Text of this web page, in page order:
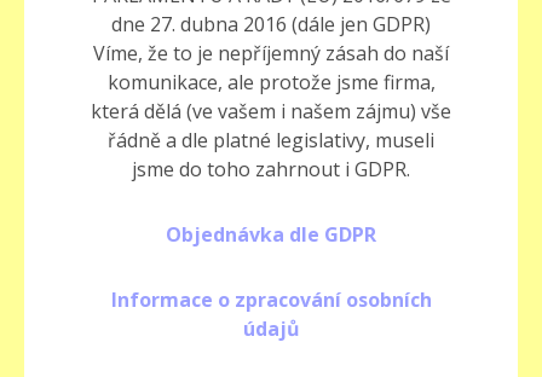
dne 27. dubna 2016 (dále jen GDPR)
Víme, že to je nepříjemný zásah do naší
komunikace, ale protože jsme firma,
která dělá (ve vašem i našem zájmu) vše
řádně a dle platné legislativy, museli
jsme do toho zahrnout i GDPR.
Objednávka dle GDPR
Informace o zpracování osobních
údajů